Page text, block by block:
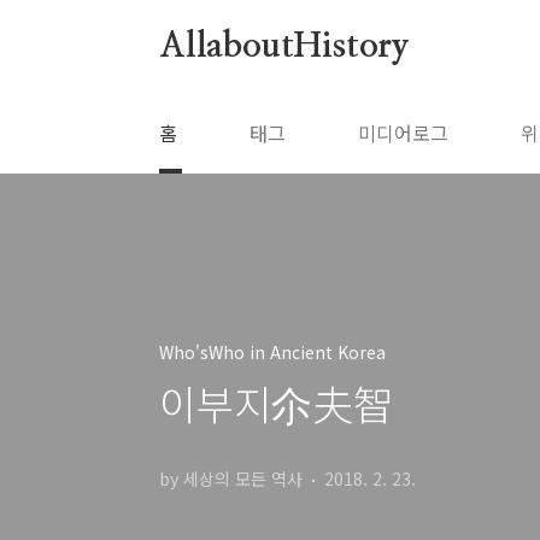
AllaboutHistory
홈 태그 미디어로그
Who'sWho in Ancient Korea
이부지尒夫智
by 세상의 모든 역사 2018. 2. 23.